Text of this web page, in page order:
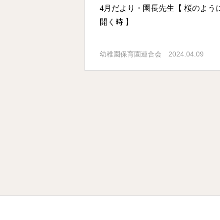
4月だより・園長先生【 桜のよう
開く時 】
幼稚園保育園連合会 2024.04.09